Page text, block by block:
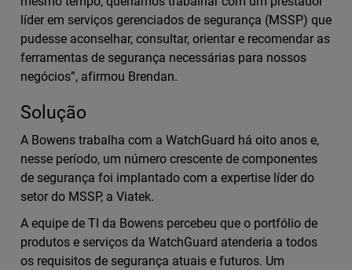
líder em serviços gerenciados de segurança (MSSP) que
pudesse aconselhar, consultar, orientar e recomendar as
ferramentas de segurança necessárias para nossos
negócios”, afirmou Brendan.
Solução
A Bowens trabalha com a WatchGuard há oito anos e,
nesse período, um número crescente de componentes
de segurança foi implantado com a expertise líder do
setor do MSSP, a Viatek.
A equipe de TI da Bowens percebeu que o portfólio de
produtos e serviços da WatchGuard atenderia a todos
os requisitos de segurança atuais e futuros. Um